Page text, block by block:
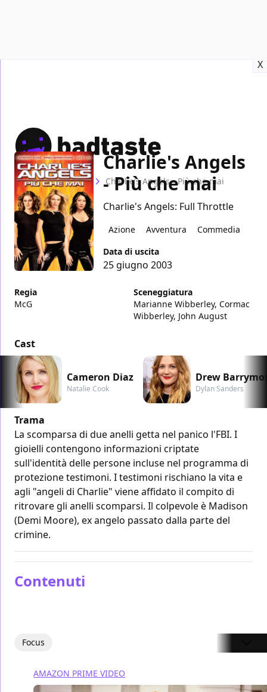
X
Home Film Charlie's Angels - Più che mai
Charlie's Angels
- Più che mai
Charlie's Angels: Full Throttle
Azione Avventura
Commedia
Data di uscita
25 giugno 2003
Regia
McG
Sceneggiatura
Marianne Wibberley, Cormac
Wibberley, John August
Cast
Cameron Diaz
Natalie Cook
Drew
Dylan Sanders
Trama
La scomparsa di due anelli getta nel panico l'FBI. I
gioielli contengono informazioni criptate
sull'identità delle persone incluse nel programma di
protezione testimoni. I testimoni rischiano la vita e
agli "angeli di Charlie" viene affidato il compito di
ritrovare gli anelli scomparsi. Il colpevole è Madison
(Demi Moore), ex angelo passato dalla parte del
crimine.
Contenuti
Focus
AMAZON PRIME VIDEO